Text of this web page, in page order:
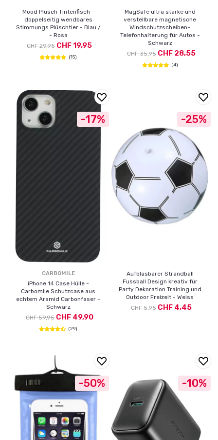
Mood Plüsch Tintenfisch -
doppelseitig wendbares
Stimmungs Plüschtier - Blau /
- Rosa
CHF 29,95 CHF 19,95
(15)
MagSafe ultra starke und
verstellbare magnetische
Windschutzscheiben-
Telefonhalterung für Autos -
Schwarz
CHF 35,95CHF 28,55
(4)
CARBOMILE
iPhone 14 Case Hülle -
Carbomile Schutzcase aus
echtem Aramid Carbonfaser -
Schwarz
CHF 59,95CHF 49,90
(29)
-17%
Aufblasbarer Strandball
Fussball Design kreativ für
Party Dekoration Training und
Outdoor Freizeit - Weiss
CHF 5,95CHF 4,45
-25%
-50% -10%